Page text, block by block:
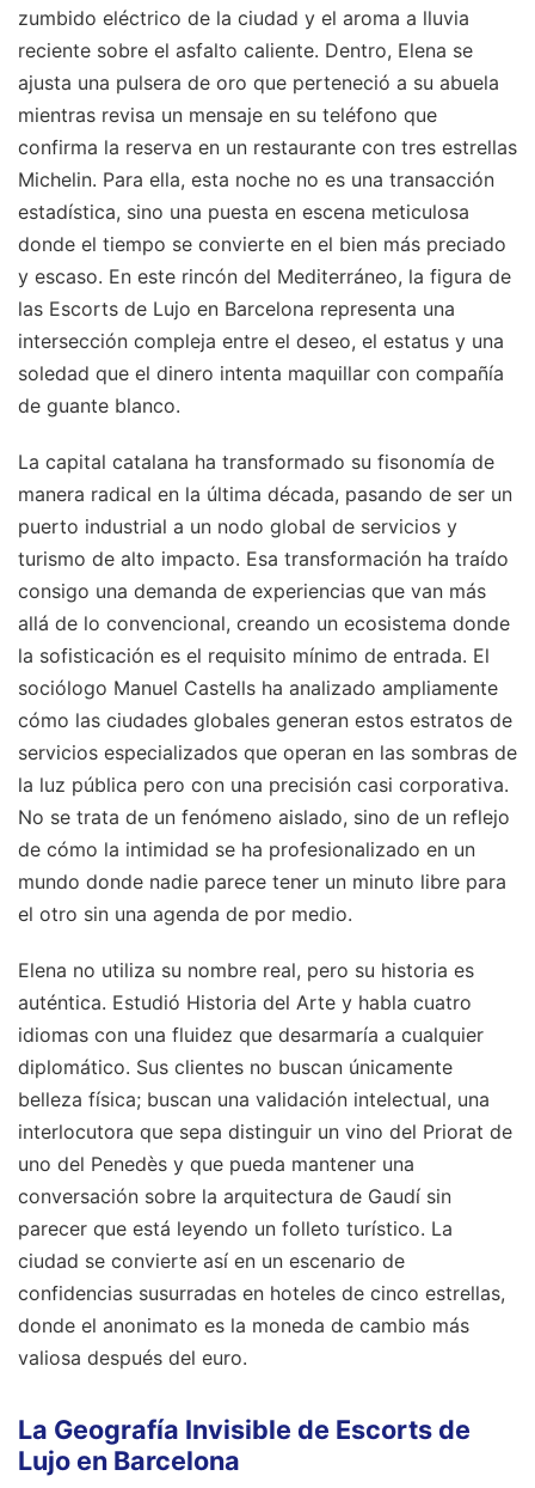
zumbido eléctrico de la ciudad y el aroma a lluvia
reciente sobre el asfalto caliente. Dentro, Elena se
ajusta una pulsera de oro que perteneció a su abuela
mientras revisa un mensaje en su teléfono que
confirma la reserva en un restaurante con tres estrellas
Michelin. Para ella, esta noche no es una transacción
estadística, sino una puesta en escena meticulosa
donde el tiempo se convierte en el bien más preciado
y escaso. En este rincón del Mediterráneo, la figura de
las Escorts de Lujo en Barcelona representa una
intersección compleja entre el deseo, el estatus y una
soledad que el dinero intenta maquillar con compañía
de guante blanco.
La capital catalana ha transformado su fisonomía de
manera radical en la última década, pasando de ser un
puerto industrial a un nodo global de servicios y
turismo de alto impacto. Esa transformación ha traído
consigo una demanda de experiencias que van más
allá de lo convencional, creando un ecosistema donde
la sofisticación es el requisito mínimo de entrada. El
sociólogo Manuel Castells ha analizado ampliamente
cómo las ciudades globales generan estos estratos de
servicios especializados que operan en las sombras de
la luz pública pero con una precisión casi corporativa.
No se trata de un fenómeno aislado, sino de un reflejo
de cómo la intimidad se ha profesionalizado en un
mundo donde nadie parece tener un minuto libre para
el otro sin una agenda de por medio.
Elena no utiliza su nombre real, pero su historia es
auténtica. Estudió Historia del Arte y habla cuatro
idiomas con una fluidez que desarmaría a cualquier
diplomático. Sus clientes no buscan únicamente
belleza física; buscan una validación intelectual, una
interlocutora que sepa distinguir un vino del Priorat de
uno del Penedès y que pueda mantener una
conversación sobre la arquitectura de Gaudí sin
parecer que está leyendo un folleto turístico. La
ciudad se convierte así en un escenario de
confidencias susurradas en hoteles de cinco estrellas,
donde el anonimato es la moneda de cambio más
valiosa después del euro.
La Geografía Invisible de Escorts de
Lujo en Barcelona